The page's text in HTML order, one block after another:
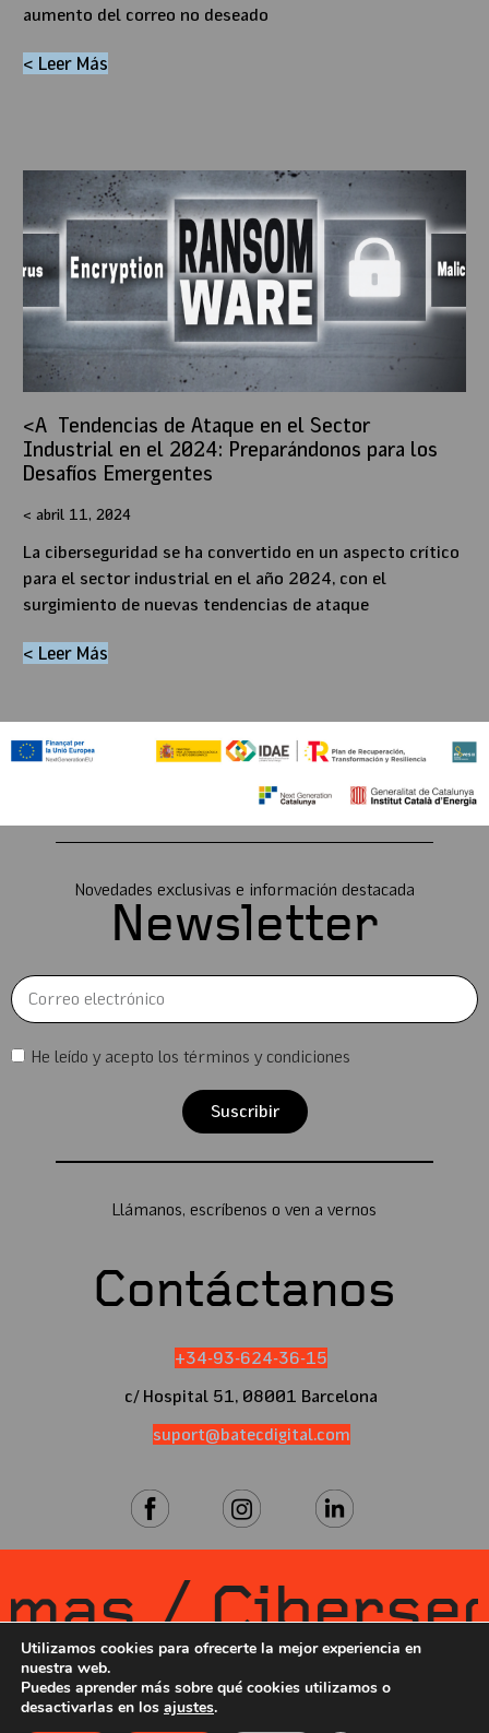
aumento del correo no deseado
< Leer Más
Tendencias de Ataque en el Sector
Industrial en el 2024: Preparándonos para los
Desafíos Emergentes
abril 11, 2024
La ciberseguridad se ha convertido en un aspecto crítico
para el sector industrial en el año 2024, con el
surgimiento de nuevas tendencias de ataque
< Leer Más
Novedades exclusivas e información destacada
Newsletter
He leído y acepto los términos y condiciones
Suscribir
Llámanos, escríbenos o ven a vernos
Contáctanos
+34-93-624-36-15
c/ Hospital 51, 08001 Barcelona
suport@batecdigital.com
/
Aviso Legal| Política de Privacidad
Utilizamos cookies para ofrecerte la mejor experiencia en
nuestra web.
Puedes aprender más sobre qué cookies utilizamos o
desactivarlas en los ajustes.